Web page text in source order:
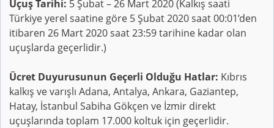
Uçuş Tarihi: 5 Şubat – 26 Mart 2020 (Kalkış saati
Türkiye yerel saatine göre 5 Şubat 2020 saat 00:01’den
itibaren 26 Mart 2020 saat 23:59 tarihine kadar olan
uçuşlarda geçerlidir.)
Ücret Duyurusunun Geçerli Olduğu Hatlar: Kıbrıs
kalkış ve varışlı Adana, Antalya, Ankara, Gaziantep,
Hatay, İstanbul Sabiha Gökçen ve İzmir direkt
uçuşlarında toplam 17.000 koltuk için geçerlidir.